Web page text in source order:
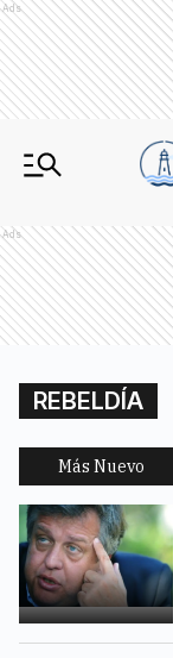
Ads
Ads
REBELDÍA
Más Nuevo